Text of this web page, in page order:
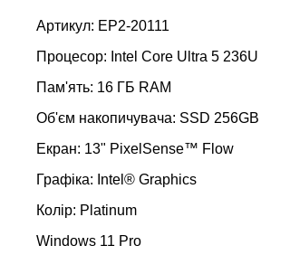
Артикул: EP2-20111
Процесор: Intel Core Ultra 5 236U
Пам'ять: 16 ГБ RAM
Об'єм накопичувача: SSD 256GB
Екран: 13" PixelSense™ Flow
Графіка: Intel® Graphics
Колір: Platinum
Windows 11 Pro